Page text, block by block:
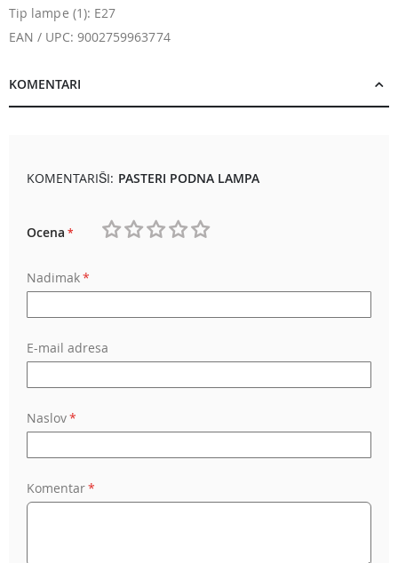
Tip lampe (1): E27
EAN / UPC: 9002759963774
KOMENTARI
KOMENTARIŠI: PASTERI PODNA LAMPA
Ocena
Nadimak
E-mail adresa
Naslov
Komentar